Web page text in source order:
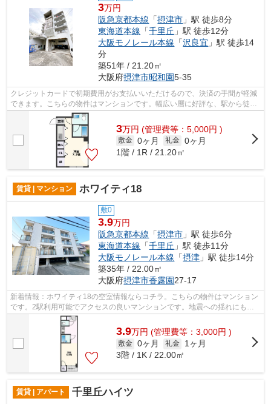
3万円
阪急京都本線 「摂津市 」駅 徒歩8分
東海道本線 「千里丘 」駅 徒歩12分
大阪モノレール本線 「沢良宜 」駅 徒歩14
分
築51年 / 21.20㎡
大阪府摂津市昭和園5-35
クレジットカードで初期費用がお支払いいただけるので、決済の手間が軽減
できます。こちらの物件はマンションです。幅広い層に好評な、駅から徒歩
8分に立地する物件です。遮音性も高い...
3万円 (管理費等：5,000円 )
敷金 0ヶ月 礼金 0ヶ月
1階 / 1R / 21.20㎡
賃貸 | マンション ホワイティ18
敷0
3.9万円
阪急京都本線 「摂津市 」駅 徒歩6分
東海道本線 「千里丘 」駅 徒歩11分
大阪モノレール本線 「摂津 」駅 徒歩14分
築35年 / 22.00㎡
大阪府摂津市香露園27-17
新着情報：ホワイティ18の空室情報ならコチラ。こちらの物件はマンション
です。2駅利用可能でアクセスの良いマンションです。地震への揺れにも強
い鉄骨造の魅力。ミライズ吹田店には、...
3.9万円 (管理費等：3,000円 )
敷金 0ヶ月 礼金
1ヶ月
3階 / 1K / 22.00㎡
賃貸 | アパート 千里丘ハイツ